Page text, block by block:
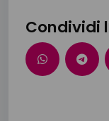
Condividi